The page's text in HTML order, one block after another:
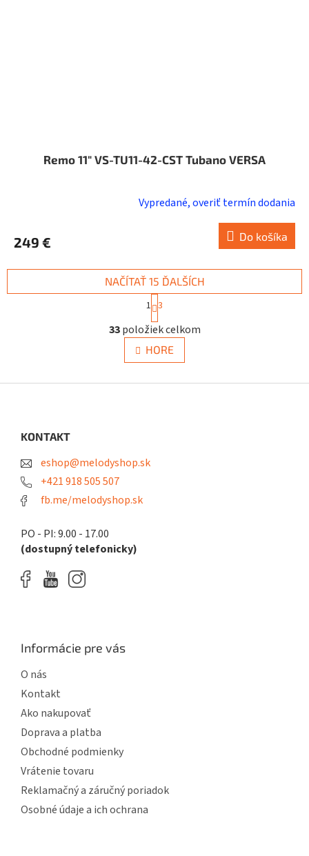
Remo 11" VS-TU11-42-CST Tubano VERSA
Vypredané, overiť termín dodania
249 € Do košíka
O
v
l
á
a
NAČÍTAŤ 15 ĎALŠÍCH
S
t
r
á
n
k
v
1 3
33položiek celkom
HORE
KONTAKT
eshop@melodyshop.sk
+421 918 505 507
fb.me/melodyshop.sk
PO - PI: 9.00 - 17.00
(dostupný telefonicky)
Informácie pre vás
O nás
Kontakt
Ako nakupovať
Doprava a platba
Obchodné podmienky
Vrátenie tovaru
Reklamačný a záručný poriadok
Osobné údaje a ich ochrana